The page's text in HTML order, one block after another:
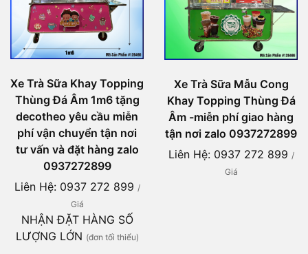
Xe Trà Sữa Khay Topping
Thùng Đá Âm 1m6 tặng
decotheo yêu cầu miễn
phí vận chuyển tận nơi
tư vấn và đặt hàng zalo
0937272899
Liên Hệ: 0937 272 899 /
Giá
NHẬN ĐẶT HÀNG SỐ
LƯỢNG LỚN (đơn tối thiểu)
Xe Trà Sữa Mẫu Cong
Khay Topping Thùng Đá
Âm -miễn phí giao hàng
tận nơi zalo 0937272899
Liên Hệ: 0937 272 899 /
Giá